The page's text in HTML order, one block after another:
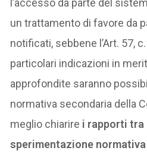
un trattamento di favore da
notificati, sebbene l’Art. 57,
particolari indicazioni in
approfondite saranno
normativa secondaria della
meglio chiarire i rapporti tra
sperimentazione